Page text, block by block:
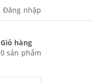
Đăng nhập
Giỏ hàng
0 sản phẩm